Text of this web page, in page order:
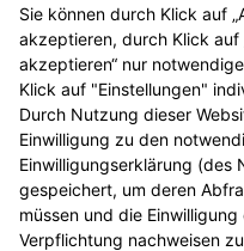
vorbehalten. Alle Preise
4BVP = niedrigster
30 Tage vor der
5Zu Risiken und
Packungsbeilage und
Tierarzt oder in Ihrer
verwenden. Vor
Produktinformation
Sie können durch Klick auf
akzeptieren, durch Klick auf
akzeptieren“ nur
Klick auf "Einstellungen"
Durch Nutzung dieser
Einwilligung zu den
Einwilligungserklärung (des
gespeichert, um deren
müssen und die
Verpflichtung nachweisen